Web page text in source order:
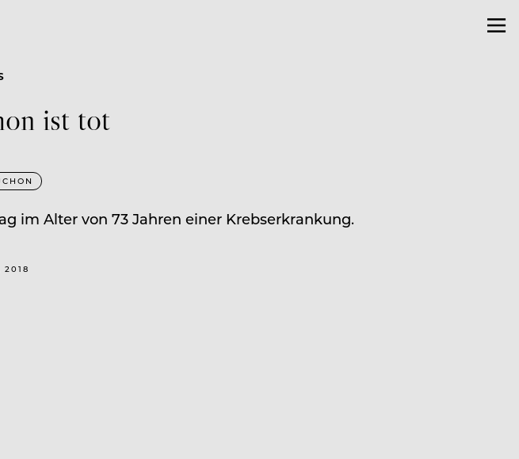
ist tot
im Alter von 73 Jahren einer Krebserkrankung.
2018